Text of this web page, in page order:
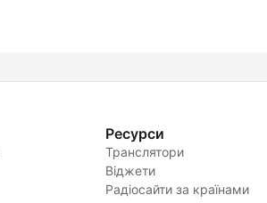
Ресурси
Транслятори
Віджети
Радіосайти за країнами